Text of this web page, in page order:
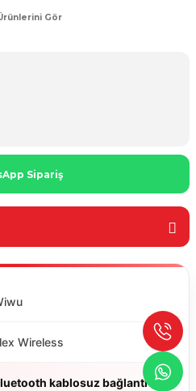
Gör
Sipariş
Wireless
kablosuz bağlantı